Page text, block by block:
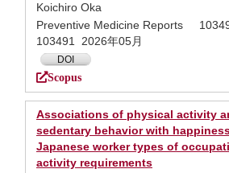
Koichiro Oka
Preventive Medicine Reports
103491 2026年05月
DOI
Scopus
Associations of physical activity
sedentary behavior with
Japanese worker types of
activity requirements